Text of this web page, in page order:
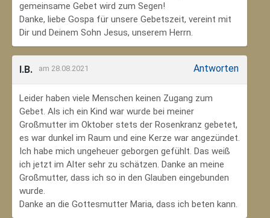
gemeinsame Gebet wird zum Segen!
Danke, liebe Gospa für unsere Gebetszeit, vereint mit
Dir und Deinem Sohn Jesus, unserem Herrn.
I.B. am 28.08.2021 Antworten
Leider haben viele Menschen keinen Zugang zum
Gebet. Als ich ein Kind war wurde bei meiner
Großmutter im Oktober stets der Rosenkranz gebetet,
es war dunkel im Raum und eine Kerze war angezündet.
Ich habe mich ungeheuer geborgen gefühlt. Das weiß
ich jetzt im Alter sehr zu schätzen. Danke an meine
Großmutter, dass ich so in den Glauben eingebunden
wurde.
Danke an die Gottesmutter Maria, dass ich beten kann.